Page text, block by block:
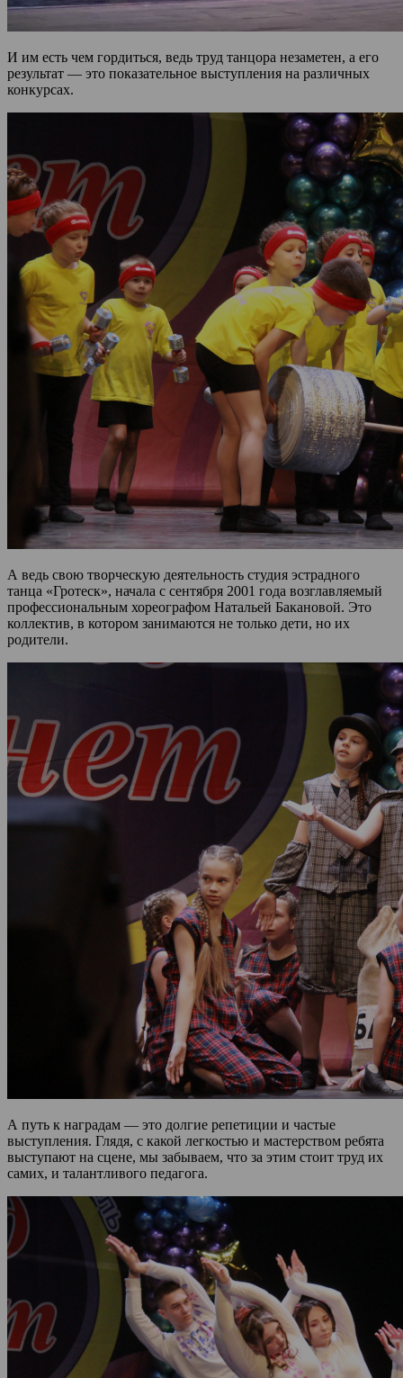
И им есть чем гордиться, ведь труд танцора незаметен, а его
результат — это показательное выступления на различных
конкурсах.
А ведь свою творческую деятельность студия эстрадного
танца «Гротеск», начала с сентября 2001 года возглавляемый
профессиональным хореографом Натальей Бакановой. Это
коллектив, в котором занимаются не только дети, но их
родители.
А путь к наградам — это долгие репетиции и частые
выступления. Глядя, с какой легкостью и мастерством ребята
выступают на сцене, мы забываем, что за этим стоит труд их
самих, и талантливого педагога.